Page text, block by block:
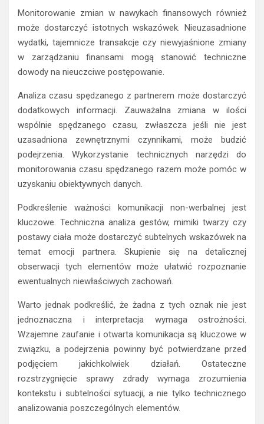
Monitorowanie zmian w nawykach finansowych również
może dostarczyć istotnych wskazówek. Nieuzasadnione
wydatki, tajemnicze transakcje czy niewyjaśnione zmiany
w zarządzaniu finansami mogą stanowić techniczne
dowody na nieuczciwe postępowanie.
Analiza czasu spędzanego z partnerem może dostarczyć
dodatkowych informacji. Zauważalna zmiana w ilości
wspólnie spędzanego czasu, zwłaszcza jeśli nie jest
uzasadniona zewnętrznymi czynnikami, może budzić
podejrzenia. Wykorzystanie technicznych narzędzi do
monitorowania czasu spędzanego razem może pomóc w
uzyskaniu obiektywnych danych.
Podkreślenie ważności komunikacji non-werbalnej jest
kluczowe. Techniczna analiza gestów, mimiki twarzy czy
postawy ciała może dostarczyć subtelnych wskazówek na
temat emocji partnera. Skupienie się na detalicznej
obserwacji tych elementów może ułatwić rozpoznanie
ewentualnych niewłaściwych zachowań.
Warto jednak podkreślić, że żadna z tych oznak nie jest
jednoznaczna i interpretacja wymaga ostrożności.
Wzajemne zaufanie i otwarta komunikacja są kluczowe w
związku, a podejrzenia powinny być potwierdzane przed
podjęciem jakichkolwiek działań. Ostateczne
rozstrzygnięcie sprawy zdrady wymaga zrozumienia
kontekstu i subtelności sytuacji, a nie tylko technicznego
analizowania poszczególnych elementów.